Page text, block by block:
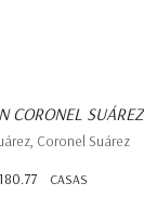
CORONEL SUÁREZ
Coronel Suárez
180.77 CASAS